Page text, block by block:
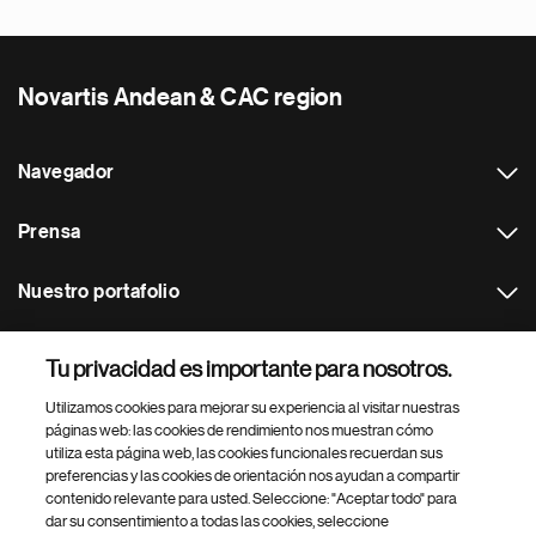
Novartis Andean & CAC region
Navegador
Prensa
Nuestro portafolio
Footer Site Search
Tu privacidad es importante para nosotros.
Utilizamos cookies para mejorar su experiencia al visitar nuestras
páginas web: las cookies de rendimiento nos muestran cómo
utiliza esta página web, las cookies funcionales recuerdan sus
preferencias y las cookies de orientación nos ayudan a compartir
contenido relevante para usted. Seleccione: "Aceptar todo" para
dar su consentimiento a todas las cookies, seleccione